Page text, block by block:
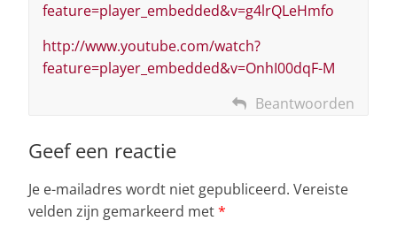
feature=player_embedded&v=g4lrQLeHmfo
http://www.youtube.com/watch?
feature=player_embedded&v=OnhI00dqF-M
Beantwoorden
Geef een reactie
Je e-mailadres wordt niet gepubliceerd. Vereiste
velden zijn gemarkeerd met*